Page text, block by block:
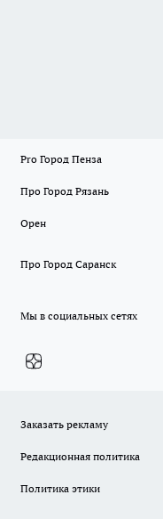
Pro Город Пенза
Про Город Рязань
Орен
Про Город Саранск
Мы в социальных сетях
Заказать рекламу
Редакционная политика
Политика этики